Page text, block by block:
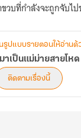
ลังจะถูกจับไปขาย ดีที่การม
รูปแบบรายตอนให้อ่านด้
าเป็นแม่ม่ายสายโหด
ติดตามเรื่องนี้